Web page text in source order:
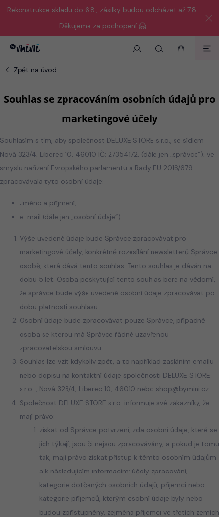
Rekonstrukce skladu do 6.8., zásilky budou odcházet až 7.8.
Děkujeme za pochopení 🤗
Souhlas se zpracováním osobních údajů pro
marketingové účely
Souhlasím s tím, aby společnost DELUXE STORE s.r.o., se sídlem
Nová 323/4, Liberec 10, 46010 IČ: 27354172, (dále jen „správce“), ve
smyslu nařízení Evropského parlamentu a Rady EU 2016/679
zpracovávala tyto osobní údaje:
Jméno a příjmení,
e-mail (dále jen „osobní údaje“)
Výše uvedené údaje bude Správce zpracovávat pro
marketingové účely, konkrétně rozesílání newsletterů Správce
osobě, která dává tento souhlas. Tento souhlas je dáván na
dobu 5 let. Osoba poskytující tento souhlas bere na vědomí,
že správce bude výše uvedené osobní údaje zpracovávat po
dobu platnosti souhlasu.
Osobní údaje bude zpracovávat pouze Správce, případně
osoba se kterou má Správce řádně uzavřenou
zpracovatelskou smlouvu.
Souhlas lze vzít kdykoliv zpět, a to například zasláním emailu
nebo dopisu na kontaktní údaje společnosti DELUXE STORE
s.r.o. , Nová 323/4, Liberec 10, 46010 nebo shop@bymini.cz.
Společnost DELUXE STORE s.r.o. informuje své zákazníky, že
mají právo:
získat od Správce potvrzení, zda osobní údaje, které se
jich týkají, jsou či nejsou zpracovávány, a pokud je tomu
tak, mají právo získat přístup k těmto osobním údajům
a k následujícím informacím: účely zpracování,
kategorie dotčených osobních údajů, příjemci nebo
kategorie příjemců, kterým osobní údaje byly nebo
budou zpřístupněny, zejména příjemci ve třetích zemích